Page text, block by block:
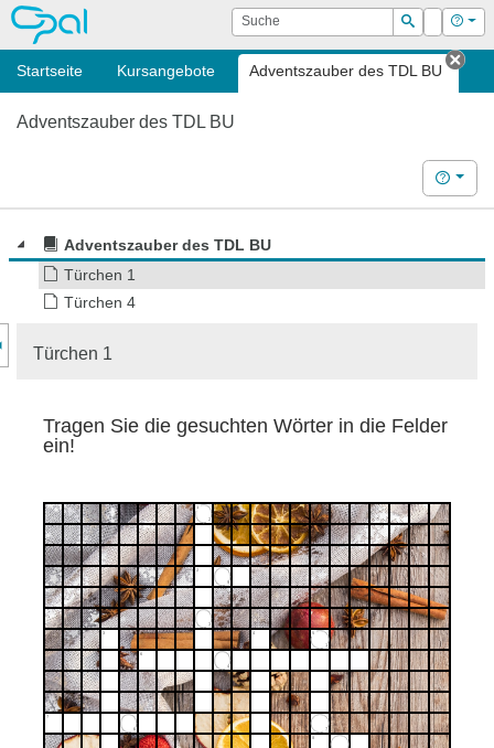
OPAL Suche
Suchen
Login Hilfe
Startseite Kursangebote Adventszauber des TDL BU
Adventszauber des TDL BU
Hilfe
Adventszauber des TDL BU
Türchen 1
Türchen 4
des Kursmenüs
Türchen 1